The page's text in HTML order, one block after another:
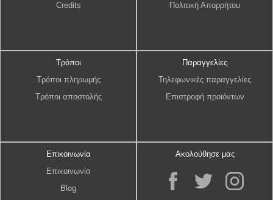
Credits
Πολιτική Απορρήτου
Τρόποι
Τρόποι πληρωμής
Τρόποι αποστολής
Παραγγελίες
Τηλεφωνικές παραγγελίες
Επιστροφή προϊόντων
Επικοινωνία
Επικοινωνία
Blog
Ακολούθησε μας